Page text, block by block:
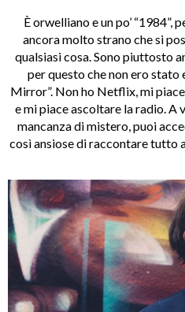
È orwelliano e un po’
ancora molto strano che si
qualsiasi cosa. Sono piuttosto
per questo che non ero stato
Mirror”. Non ho Netflix, mi
e mi piace ascoltare la radio. A
mancanza di mistero, puoi
così ansiose di raccontare tutto